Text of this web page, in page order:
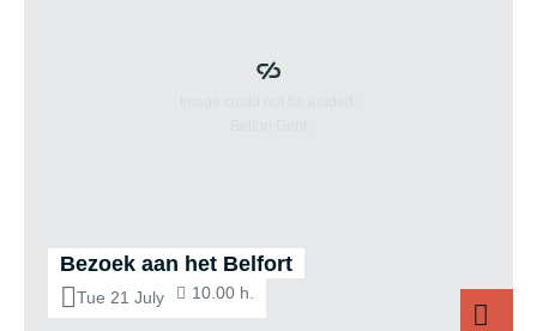
Bezoek aan het Belfort
Tue 21 July 10.00 h.